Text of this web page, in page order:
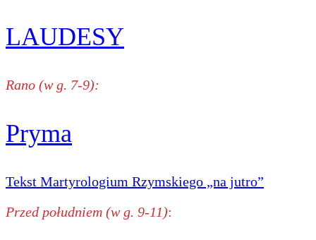
LAUDESY
Rano (w g. 7-9):
Pryma
Tekst Martyrologium Rzymskiego „na jutro”
Przed południem (w g. 9-11):